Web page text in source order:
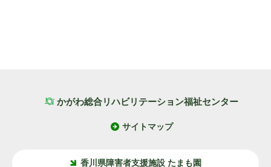
かがわ総合リハビリテーション福祉センター
サイトマップ
香川県障害者支援施設 たまも園